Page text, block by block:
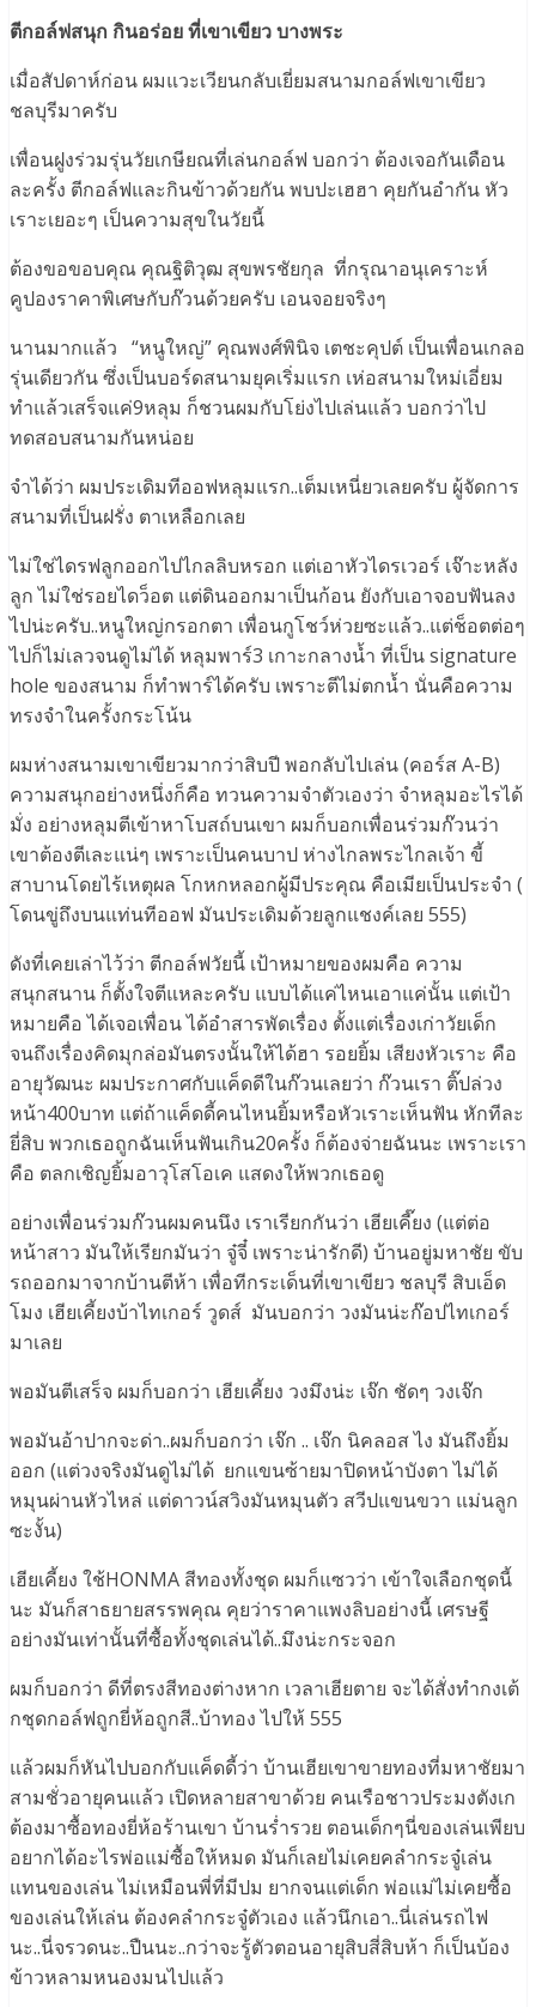
ตีกอล์ฟสนุก กินอร่อย ที่เขาเขียว บางพระ
เมื่อสัปดาห์ก่อน ผมแวะเวียนกลับเยี่ยมสนามกอล์ฟเขาเขียว
ชลบุรีมาครับ
เพื่อนฝูงร่วมรุ่นวัยเกษียณที่เล่นกอล์ฟ บอกว่า ต้องเจอกันเดือน
ละครั้ง ตีกอล์ฟและกินข้าวด้วยกัน พบปะเฮฮา คุยกันอำกัน หัว
เราะเยอะๆ เป็นความสุขในวัยนี้
ต้องขอขอบคุณ คุณฐิติวุฒ สุขพรชัยกุล ที่กรุณาอนุเคราะห์
คูปองราคาพิเศษกับก๊วนด้วยครับ เอนจอยจริงๆ
นานมากแล้ว “หนูใหญ่” คุณพงศ์พินิจ เตชะคุปต์ เป็นเพื่อนเกลอ
รุ่นเดียวกัน ซึ่งเป็นบอร์ดสนามยุคเริ่มแรก เห่อสนามใหม่เอี่ยม
ทำแล้วเสร็จแค่9หลุม ก็ชวนผมกับโย่งไปเล่นแล้ว บอกว่าไป
ทดสอบสนามกันหน่อย
จำได้ว่า ผมประเดิมทีออฟหลุมแรก..เต็มเหนี่ยวเลยครับ ผู้จัดการ
สนามที่เป็นฝรั่ง ตาเหลือกเลย
ไม่ใช่ไดรฟลูกออกไปไกลลิบหรอก แต่เอาหัวไดรเวอร์ เจ๊าะหลัง
ลูก ไม่ใช่รอยไดว็อต แต่ดินออกมาเป็นก้อน ยังกับเอาจอบฟันลง
ไปน่ะครับ..หนูใหญ่กรอกตา เพื่อนกูโชว์ห่วยซะแล้ว..แต่ช็อตต่อๆ
ไปก็ไม่เลวจนดูไม่ได้ หลุมพาร์3 เกาะกลางน้ำ ที่เป็น signature
hole ของสนาม ก็ทำพาร์ได้ครับ เพราะตีไม่ตกน้ำ นั่นคือความ
ทรงจำในครั้งกระโน้น
ผมห่างสนามเขาเขียวมากว่าสิบปี พอกลับไปเล่น (คอร์ส A-B)
ความสนุกอย่างหนึ่งก็คือ ทวนความจำตัวเองว่า จำหลุมอะไรได้
มั่ง อย่างหลุมตีเข้าหาโบสถ์บนเขา ผมก็บอกเพื่อนร่วมก๊วนว่า
เขาต้องตีเละแน่ๆ เพราะเป็นคนบาป ห่างไกลพระไกลเจ้า ขี้
สาบานโดยไร้เหตุผล โกหกหลอกผู้มีประคุณ คือเมียเป็นประจำ (
โดนขู่ถึงบนแท่นทีออฟ มันประเดิมด้วยลูกแชงค์เลย 555)
ดังที่เคยเล่าไว้ว่า ตีกอล์ฟวัยนี้ เป้าหมายของผมคือ ความ
สนุกสนาน ก็ตั้งใจตีแหละครับ แบบได้แค่ไหนเอาแค่นั้น แต่เป้า
หมายคือ ได้เจอเพื่อน ได้อำสารพัดเรื่อง ตั้งแต่เรื่องเก่าวัยเด็ก
จนถึงเรื่องคิดมุกล่อมันตรงนั้นให้ได้ฮา รอยยิ้ม เสียงหัวเราะ คือ
อายุวัฒนะ ผมประกาศกับแค็ดดีในก๊วนเลยว่า ก๊วนเรา ติ๊ปล่วง
หน้า400บาท แต่ถ้าแค็ดดี้คนไหนยิ้มหรือหัวเราะเห็นฟัน หักทีละ
ยี่สิบ พวกเธอถูกฉันเห็นฟันเกิน20ครั้ง ก็ต้องจ่ายฉันนะ เพราะเรา
คือ ตลกเชิญยิ้มอาวุโสโอเค แสดงให้พวกเธอดู
อย่างเพื่อนร่วมก๊วนผมคนนึง เราเรียกกันว่า เฮียเคี๊ยง (แต่ต่อ
หน้าสาว มันให้เรียกมันว่า จู๋จี๋ เพราะน่ารักดี) บ้านอยู่มหาชัย ขับ
รถออกมาจากบ้านตีห้า เพื่อทีกระเด็นที่เขาเขียว ชลบุรี สิบเอ็ด
โมง เฮียเคี้ยงบ้าไทเกอร์ วูดส์ มันบอกว่า วงมันน่ะก๊อปไทเกอร์
มาเลย
พอมันตีเสร็จ ผมก็บอกว่า เฮียเคี้ยง วงมึงน่ะ เจ๊ก ชัดๆ วงเจ๊ก
พอมันอ้าปากจะด่า..ผมก็บอกว่า เจ๊ก .. เจ๊ก นิคลอส ไง มันถึงยิ้ม
ออก (แต่วงจริงมันดูไม่ได้ ยกแขนซ้ายมาปิดหน้าบังตา ไม่ได้
หมุนผ่านหัวไหล่ แต่ดาวน์สวิงมันหมุนตัว สวีปแขนขวา แม่นลูก
ซะงั้น)
เฮียเคี้ยง ใช้HONMA สีทองทั้งชุด ผมก็แซวว่า เข้าใจเลือกชุดนี้
นะ มันก็สาธยายสรรพคุณ คุยว่าราคาแพงลิบอย่างนี้ เศรษฐี
อย่างมันเท่านั้นที่ซื้อทั้งชุดเล่นได้..มึงน่ะกระจอก
ผมก็บอกว่า ดีที่ตรงสีทองต่างหาก เวลาเฮียตาย จะได้สั่งทำกงเต้
กชุดกอล์ฟถูกยี่ห้อถูกสี..บ้าทอง ไปให้ 555
แล้วผมก็หันไปบอกกับแค็ดดี้ว่า บ้านเฮียเขาขายทองที่มหาชัยมา
สามชั่วอายุคนแล้ว เปิดหลายสาขาด้วย คนเรือชาวประมงตังเก
ต้องมาซื้อทองยี่ห้อร้านเขา บ้านร่ำรวย ตอนเด็กๆนี่ของเล่นเพียบ
อยากได้อะไรพ่อแม่ซื้อให้หมด มันก็เลยไม่เคยคลำกระจู๋เล่น
แทนของเล่น ไม่เหมือนพี่ที่มีปม ยากจนแต่เด็ก พ่อแม่ไม่เคยซื้อ
ของเล่นให้เล่น ต้องคลำกระจู๋ตัวเอง แล้วนึกเอา..นี่เล่นรถไฟ
นะ..นี่จรวดนะ..ปืนนะ..กว่าจะรู้ตัวตอนอายุสิบสี่สิบห้า ก็เป็นบ้อง
ข้าวหลามหนองมนไปแล้ว